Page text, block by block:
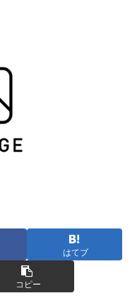
はてブ
コピー